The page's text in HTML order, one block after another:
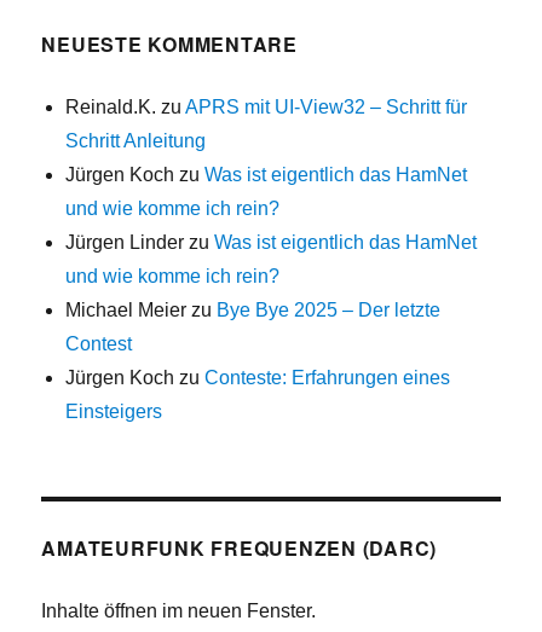
NEUESTE KOMMENTARE
Reinald.K. zuAPRS mit UI-View32 – Schritt für
Schritt Anleitung
Jürgen Koch zuWas ist eigentlich das HamNet
und wie komme ich rein?
Jürgen Linder zuWas ist eigentlich das HamNet
und wie komme ich rein?
Michael Meier zu Bye Bye 2025 – Der letzte
Contest
Jürgen Koch zuConteste: Erfahrungen eines
Einsteigers
AMATEURFUNK FREQUENZEN (DARC)
Inhalte öffnen im neuen Fenster.